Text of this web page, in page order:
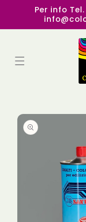
direttamente
ai contenuti
Per info
informazioni
prodotto